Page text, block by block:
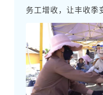
务工增收，让丰收季